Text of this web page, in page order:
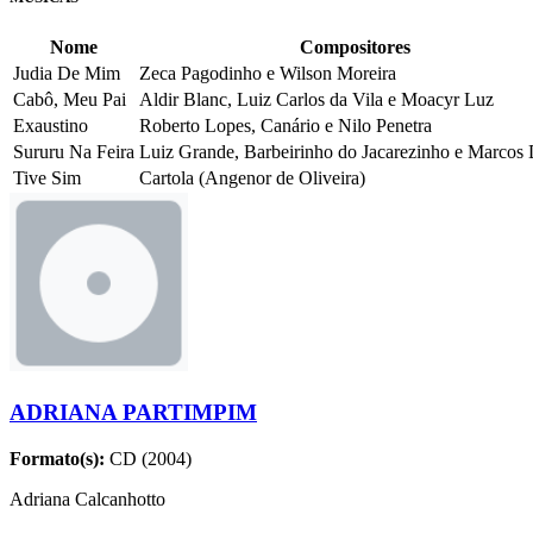
Nome
Compositores
Judia De Mim
Zeca Pagodinho e Wilson Moreira
Cabô, Meu Pai
Aldir Blanc, Luiz Carlos da Vila e Moacyr Luz
Exaustino
Roberto Lopes, Canário e Nilo Penetra
Sururu Na Feira Luiz Grande, Barbeirinho do Jacarezinho e Marcos
Tive Sim
Cartola (Angenor de Oliveira)
ADRIANA PARTIMPIM
Formato(s): CD (2004)
Adriana Calcanhotto